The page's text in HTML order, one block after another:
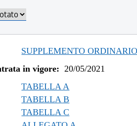
al 31/12/2022
al 03/08/2022
al 13/06/2022
al 31/12/2021
al 05/11/2021
al 11/08/2021
SUPPLEMENTO
in vigore: 20/05/2021
TABELLA A
TABELLA B
TABELLA C